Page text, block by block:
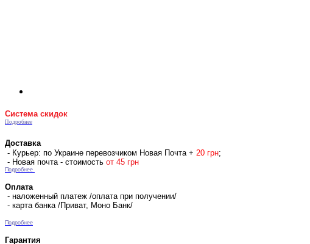
Система скидок
Подробнее
Доставка
- Курьер: по Украине перевозчиком Новая Почта + 20 грн;
- Новая почта - стоимость от 45 грн
Подробнее
Оплата
- наложенный платеж /оплата при получении/
- карта банка /Приват, Моно Банк/
Подробнее
Гарантия